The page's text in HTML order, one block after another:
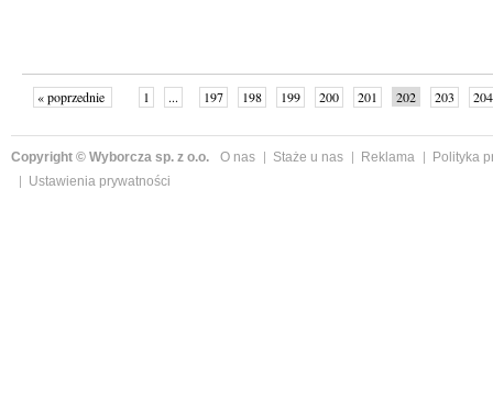
« poprzednie 1 ... 197 198 199 200 201 202 203
204
Copyright © Wyborcza sp. z o.o. O nas Staże u nas Reklama
Polityka
Ustawienia prywatności